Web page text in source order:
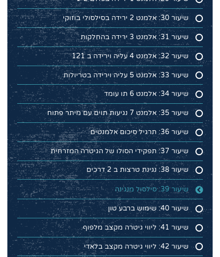
שיעור 30: אלמנט 2 ירידה בסילסולי בוזוקי
שיעור 31: אלמנט 3 ירידה בהחלקות
שיעור 32: אלמנט 4 עליה וירידה ב 121
שיעור 33: אלמנט 5 עליה וירידה בטריולות
שיעור 34: אלמנט 6 תו עומד
שיעור 35: אלמנט 7 נגיעות תוים עם מיתר פתוח
שיעור 36: תרגיל סיכום אלמנטים
שיעור 37: תפקידי הסולו של הגיטרה המזרחית
שיעור 38: נגינת טרצות ב 2 דרכים
שיעור 39: סילסול מנגינה
שיעור 40: שימוש ברבע טון
שיעור 41: ליווי גיטרה מקצב מלפוף
שיעור 42: ליווי גיטרה מקצב בלאדי